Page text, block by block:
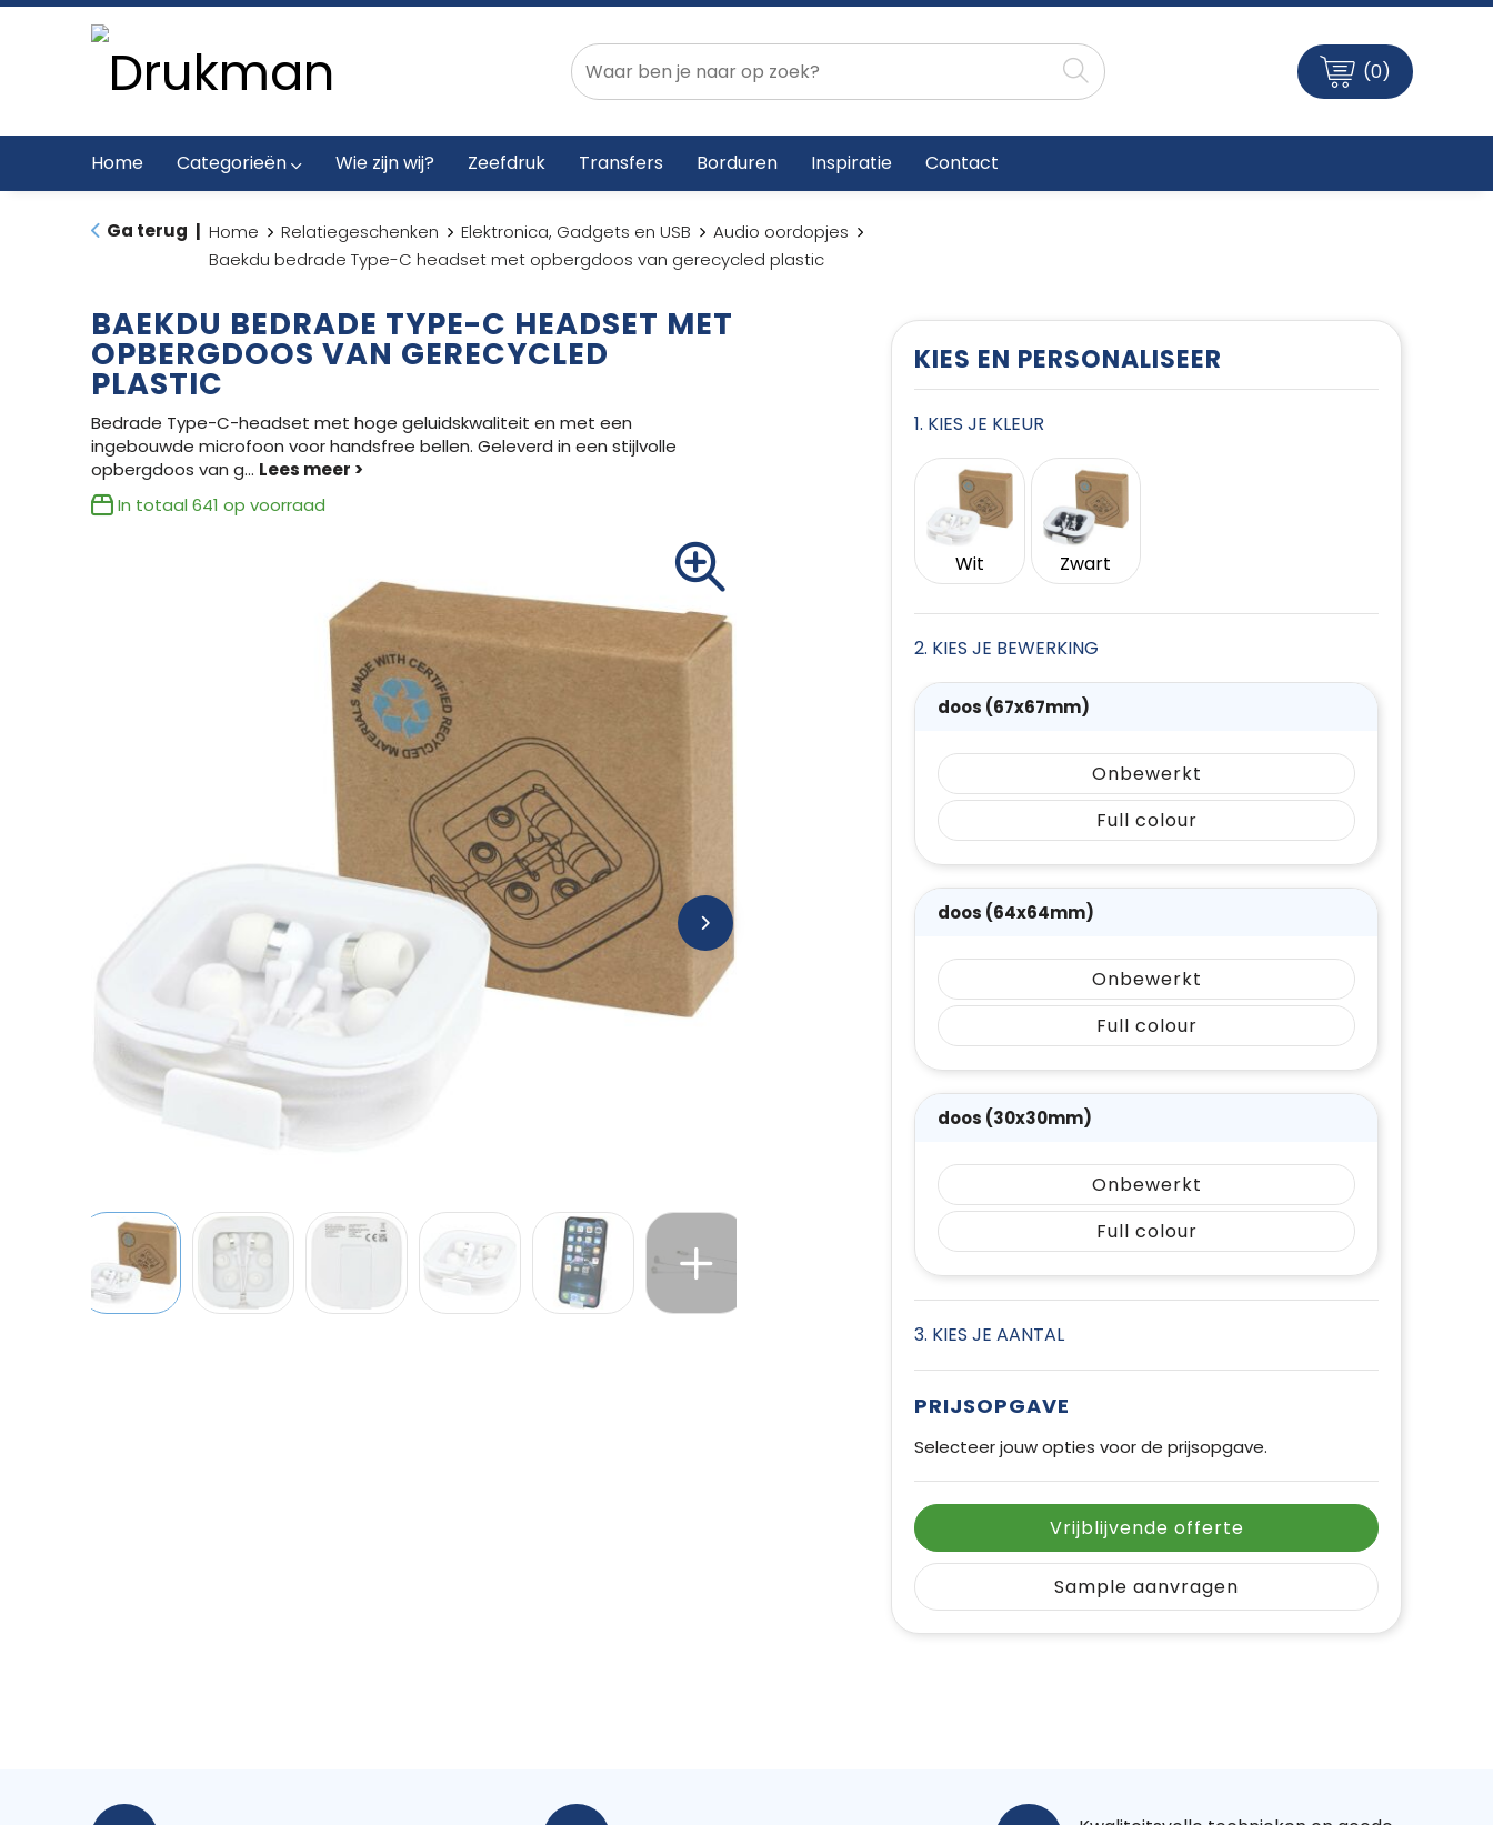
(0)
Home Categorieën Wie zijn wij? Zeefdruk Transfers Borduren Inspiratie Contact
Ga terug Home Relatiegeschenken Elektronica, Gadgets en USB
Audio oordopjes
Baekdu bedrade Type-C headset met opbergdoos van gerecycled plastic
BAEKDU BEDRADE TYPE-C HEADSET MET
OPBERGDOOS VAN GERECYCLED
PLASTIC
Bedrade Type-C-headset met hoge geluidskwaliteit en met een
ingebouwde microfoon voor handsfree bellen. Geleverd in een stijlvolle
opbergdoos van g...
In totaal 641 op voorraad
KIES EN PERSONALISEER
1. KIES JE KLEUR
Wit Zwart
2. KIES JE BEWERKING
doos (67x67mm)
Onbewerkt
Full colour
doos (64x64mm)
Onbewerkt
Full colour
doos (30x30mm)
Onbewerkt
Full colour
3. KIES JE AANTAL
PRIJSOPGAVE
Selecteer jouw opties voor de prijsopgave.
Vrijblijvende offerte
Sample aanvragen